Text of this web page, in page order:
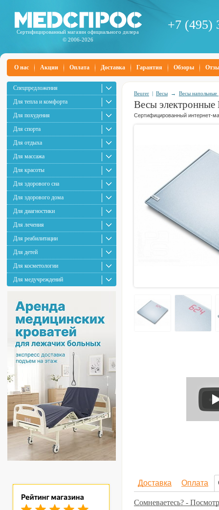
Сертифицированный магазин официального дилера
© 2006-2026
+7 (495)
О нас Акции Оплата Доставка Гарантия Обзоры
Спецпредложения
Для тепла и комфорта
Для похудения
Для спорта
Для отдыха
Для массажа
Для красоты
Для здорового сна
Для здорового дома
Для диагностики
Для лечения
Для реабилитации
Для детей
Для косметологии
Для медучреждений
Beurer | Весы → Весы напольные
Весы
Сертифицированный интернет-
Доставка Оплата
Сомневаетесь? -